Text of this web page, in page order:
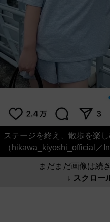
ステージを終え、散歩を楽
（hikawa_kiyoshi_official／
まだまだ画像は続
↓ スクロー